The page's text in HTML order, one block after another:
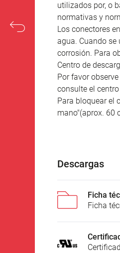
utilizados por, o
normativas y
Los conectores
agua. Cuando se
corrosión. Para
Centro de
Por favor
consulte el
Para bloquear el
mano"(aprox. 60
Descargas
Ficha
Ficha